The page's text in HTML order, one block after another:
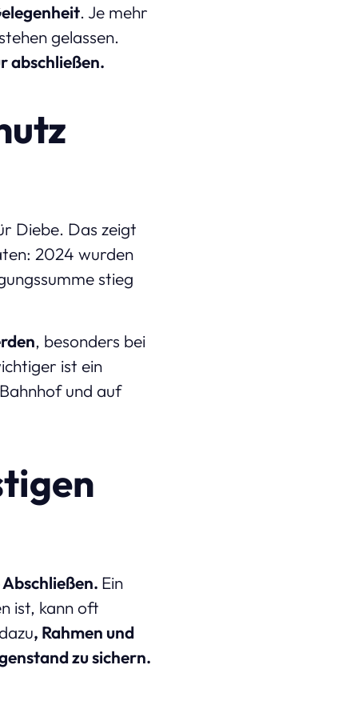
. Je mehr
gelassen.
abschließen.
Diebe. Das zeigt
2024 wurden
stieg
, besonders bei
ist ein
und auf
Ein
ist, kann oft
, Rahmen und
zu sichern.